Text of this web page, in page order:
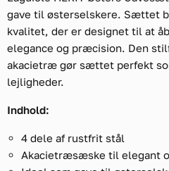
gave til østerselskere. Sættet
kvalitet, der er designet til at
elegance og præcision. Den
akacietræ gør sættet perfekt
lejligheder.
Indhold:
4 dele af rustfrit stål
Akacietræsæske til elegant